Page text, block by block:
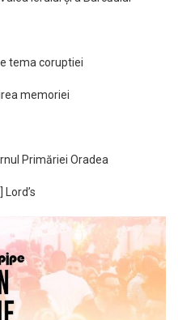
tema coruptiei
memoriei
Primăriei Oradea